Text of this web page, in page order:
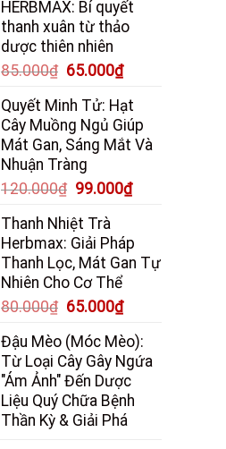
95.000₫.là:
70.000₫.
HERBMAX: Bí quyết
thanh xuân từ thảo
dược thiên nhiên
85.000₫ Giá
là:
85.000₫.
65.000₫Giá
tại
là:
65.000₫.
Quyết Minh Tử: Hạt
Cây Muồng Ngủ Giúp
Mát Gan, Sáng Mắt Và
Nhuận Tràng
120.000₫ Giá
là:
120.000₫.
99.000₫Giá
là:
99.000₫.
Thanh Nhiệt Trà
Herbmax: Giải Pháp
Thanh Lọc, Mát Gan Tự
Nhiên Cho Cơ Thể
80.000₫ Giá
là:
80.000₫.
65.000₫Giá
tại
là:
65.000₫.
Đậu Mèo (Móc Mèo):
Từ Loại Cây Gây Ngứa
"Ám Ảnh" Đến Dược
Liệu Quý Chữa Bệnh
Thần Kỳ & Giải Phá